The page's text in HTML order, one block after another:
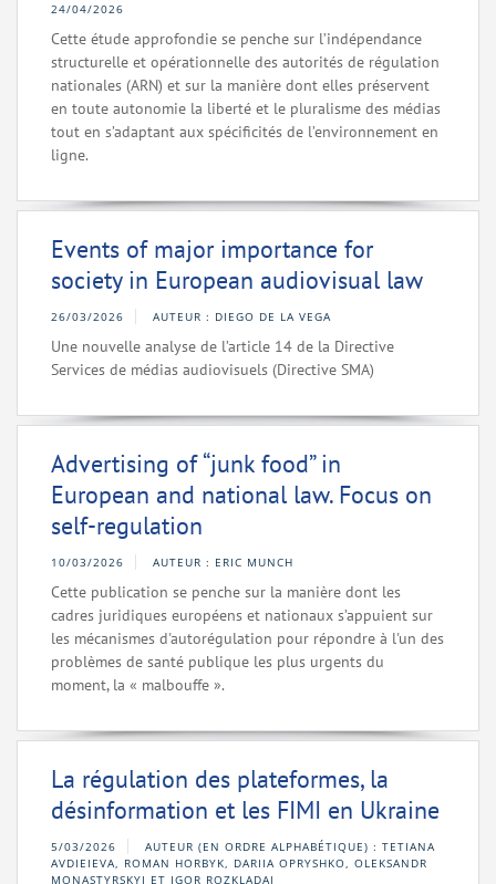
24/04/2026
Cette étude approfondie se penche sur l’indépendance
structurelle et opérationnelle des autorités de régulation
nationales (ARN) et sur la manière dont elles préservent
en toute autonomie la liberté et le pluralisme des médias
tout en s’adaptant aux spécificités de l’environnement en
ligne.
Events of major importance for
society in European audiovisual law
26/03/2026 AUTEUR : DIEGO DE LA VEGA
Une nouvelle analyse de l’article 14 de la Directive
Services de médias audiovisuels (Directive SMA)
Advertising of “junk food” in
European and national law. Focus on
self-regulation
10/03/2026 AUTEUR : ERIC MUNCH
Cette publication se penche sur la manière dont les
cadres juridiques européens et nationaux s’appuient sur
les mécanismes d'autorégulation pour répondre à l'un des
problèmes de santé publique les plus urgents du
moment, la « malbouffe ».
La régulation des plateformes, la
désinformation et les FIMI en Ukraine
5/03/2026
AUTEUR (EN ORDRE ALPHABÉTIQUE) : TETIANA
AVDIEIEVA, ROMAN HORBYK, DARIIA OPRYSHKO, OLEKSANDR
MONASTYRSKYI ET IGOR ROZKLADAJ